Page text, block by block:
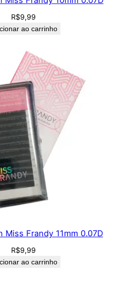
R$9,99
ao carrinho
Miss Frandy 11mm 0.07D
R$9,99
ao carrinho